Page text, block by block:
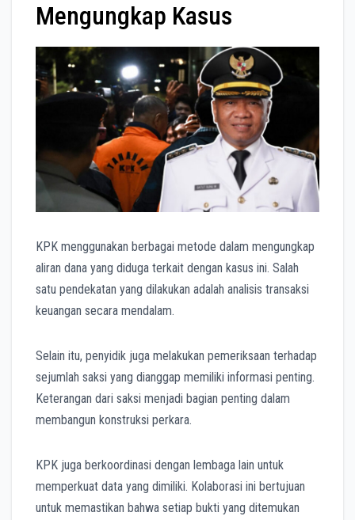
Mengungkap Kasus
KPK menggunakan berbagai metode dalam mengungkap
aliran dana yang diduga terkait dengan kasus ini. Salah
satu pendekatan yang dilakukan adalah analisis transaksi
keuangan secara mendalam.
Selain itu, penyidik juga melakukan pemeriksaan terhadap
sejumlah saksi yang dianggap memiliki informasi penting.
Keterangan dari saksi menjadi bagian penting dalam
membangun konstruksi perkara.
KPK juga berkoordinasi dengan lembaga lain untuk
memperkuat data yang dimiliki. Kolaborasi ini bertujuan
untuk memastikan bahwa setiap bukti yang ditemukan